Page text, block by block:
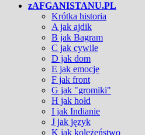
zAFGANISTANU.PL
Krótka historia
A jak ajdik
B jak Bagram
C jak cywile
D jak dom
E jak emocje
F jak front
G jak "gromiki"
H jak hołd
I jak Indianie
J jak język
K jak koleżeństwo